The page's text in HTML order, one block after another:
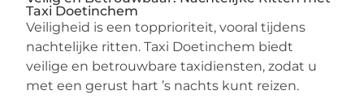
Taxi Doetinchem
Veiligheid is een topprioriteit, vooral tijdens
nachtelijke ritten. Taxi Doetinchem biedt
veilige en betrouwbare taxidiensten, zodat u
met een gerust hart ’s nachts kunt reizen.